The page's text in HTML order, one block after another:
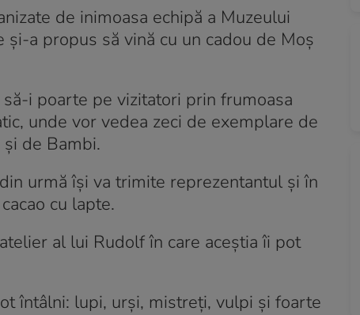
de inimoasa echipă a Muzeului
a propus să vină cu un cadou de Moș
i poarte pe vizitatori prin frumoasa
unde vor vedea zeci de exemplare de
de Bambi.
urmă își va trimite reprezentantul și în
cu lapte.
al lui Rudolf în care aceștia îi pot
întâlni: lupi, urși, mistreți, vulpi și foarte